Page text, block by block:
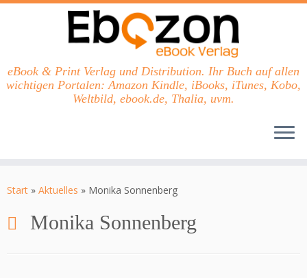
Inhalt
eBook & Print Verlag und Distribution. Ihr Buch auf allen
wichtigen Portalen: Amazon Kindle, iBooks, iTunes, Kobo,
Weltbild, ebook.de, Thalia, uvm.
Start » Aktuelles » Monika Sonnenberg
Monika Sonnenberg